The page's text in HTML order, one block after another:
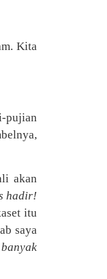
Kita
pujian
akan
hadir!
itu
saya